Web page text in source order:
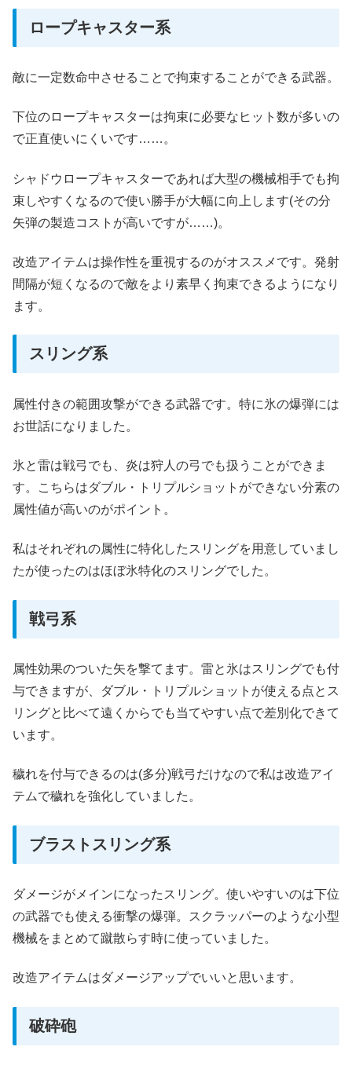
ロープキャスター系
敵に一定数命中させることで拘束することができる武器。
下位のロープキャスターは拘束に必要なヒット数が多いの
で正直使いにくいです……。
シャドウロープキャスターであれば大型の機械相手でも拘
束しやすくなるので使い勝手が大幅に向上します(その分
矢弾の製造コストが高いですが……)。
改造アイテムは操作性を重視するのがオススメです。発射
間隔が短くなるので敵をより素早く拘束できるようになり
ます。
スリング系
属性付きの範囲攻撃ができる武器です。特に氷の爆弾には
お世話になりました。
氷と雷は戦弓でも、炎は狩人の弓でも扱うことができま
す。こちらはダブル・トリプルショットができない分素の
属性値が高いのがポイント。
私はそれぞれの属性に特化したスリングを用意していまし
たが使ったのはほぼ氷特化のスリングでした。
戦弓系
属性効果のついた矢を撃てます。雷と氷はスリングでも付
与できますが、ダブル・トリプルショットが使える点とス
リングと比べて遠くからでも当てやすい点で差別化できて
います。
穢れを付与できるのは(多分)戦弓だけなので私は改造アイ
テムで穢れを強化していました。
ブラストスリング系
ダメージがメインになったスリング。使いやすいのは下位
の武器でも使える衝撃の爆弾。スクラッパーのような小型
機械をまとめて蹴散らす時に使っていました。
改造アイテムはダメージアップでいいと思います。
破砕砲